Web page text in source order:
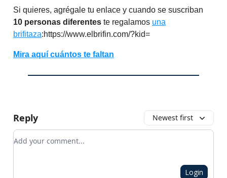
Si quieres, agrégale tu enlace y cuando se suscriban
10 personas diferentes te regalamos una
brifitaza:https://www.elbrifin.com/?kid=
Mira aquí cuántos te faltan
Reply Newest first
Add your comment
Login